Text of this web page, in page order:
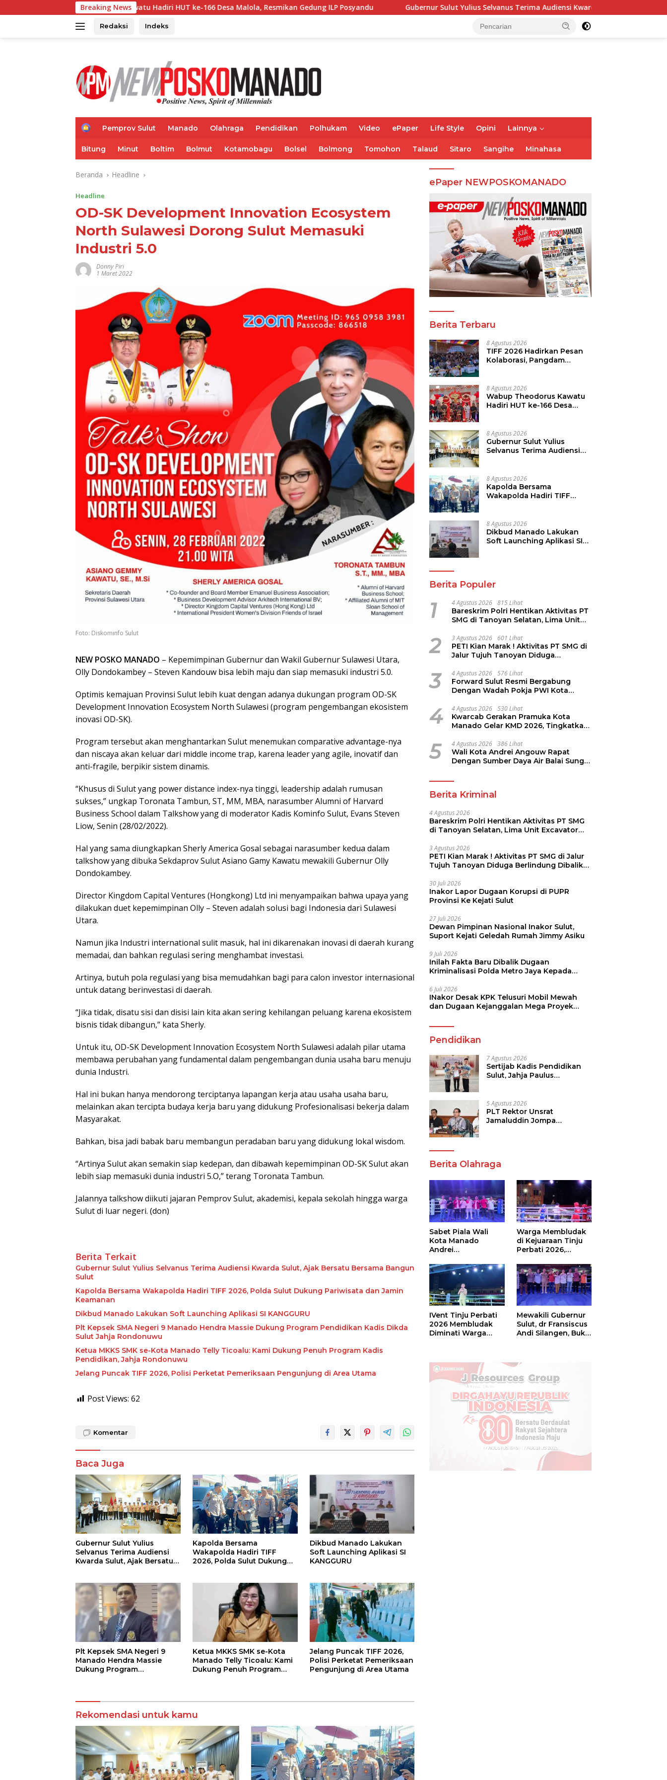
ke
Breaking News
Kawatu Hadiri HUT ke-166 Desa Malola, Resmikan Gedung ILP Posyandu Gubernur Sulut Yulius Selvanus Terima Audiensi Kwarda Sulut, Ajak Bersatu Bersama Bangun Sulut
Redaksi Indeks
H
e
Pemprov Sulut Manado Olahraga Pendidikan Polhukam Video ePaper Life Style Opini Lainnya
Bitung Minut Boltim Bolmut Kotamobagu Bolsel Bolmong Tomohon Talaud Sitaro Sangihe Minahasa
Beranda Headline
Headline
OD-SK Development Innovation Ecosystem
North Sulawesi Dorong Sulut Memasuki
Industri 5.0
Donny Piri
1 Maret 2022
Foto: Diskominfo Sulut
NEW POSKO MANADO – Kepemimpinan Gubernur dan Wakil Gubernur Sulawesi Utara,
Olly Dondokambey – Steven Kandouw bisa lebih maju dan siap memasuki industri 5.0.
Optimis kemajuan Provinsi Sulut lebih kuat dengan adanya dukungan program OD-SK
Development Innovation Ecosystem North Sulawesi (program pengembangan ekosistem
inovasi OD-SK).
Program tersebut akan menghantarkan Sulut menemukan comparative advantage-nya
dan niscaya akan keluar dari middle income trap, karena leader yang agile, inovatif dan
anti-fragile, berpikir sistem dinamis.
“Khusus di Sulut yang power distance index-nya tinggi, leadership adalah rumusan
sukses,” ungkap Toronata Tambun, ST, MM, MBA, narasumber Alumni of Harvard
Business School dalam Talkshow yang di moderator Kadis Kominfo Sulut, Evans Steven
Liow, Senin (28/02/2022).
Hal yang sama diungkapkan Sherly America Gosal sebagai narasumber kedua dalam
talkshow yang dibuka Sekdaprov Sulut Asiano Gamy Kawatu mewakili Gubernur Olly
Dondokambey.
Director Kingdom Capital Ventures (Hongkong) Ltd ini menyampaikan bahwa upaya yang
dilakukan duet kepemimpinan Olly – Steven adalah solusi bagi Indonesia dari Sulawesi
Utara.
Namun jika Industri international sulit masuk, hal ini dikarenakan inovasi di daerah kurang
memadai, dan bahkan regulasi sering menghambat investasi.
Artinya, butuh pola regulasi yang bisa memudahkan bagi para calon investor internasional
untuk datang berinvestasi di daerah.
“Jika tidak, disatu sisi dan disisi lain kita akan sering kehilangan peluang karena ekosistem
bisnis tidak dibangun,” kata Sherly.
Untuk itu, OD-SK Development Innovation Ecosystem North Sulawesi adalah pilar utama
membawa perubahan yang fundamental dalam pengembangan dunia usaha baru menuju
dunia Industri.
Hal ini bukan hanya mendorong terciptanya lapangan kerja atau usaha usaha baru,
melainkan akan tercipta budaya kerja baru yang didukung Profesionalisasi bekerja dalam
Masyarakat.
Bahkan, bisa jadi babak baru membangun peradaban baru yang didukung lokal wisdom.
“Artinya Sulut akan semakin siap kedepan, dan dibawah kepemimpinan OD-SK Sulut akan
lebih siap memasuki dunia industri 5.O,” terang Toronata Tambun.
Jalannya talkshow diikuti jajaran Pemprov Sulut, akademisi, kepala sekolah hingga warga
Sulut di luar negeri. (don)
Berita Terkait
Gubernur Sulut Yulius Selvanus Terima Audiensi Kwarda Sulut, Ajak Bersatu Bersama Bangun
Sulut
Kapolda Bersama Wakapolda Hadiri TIFF 2026, Polda Sulut Dukung Pariwisata dan Jamin
Keamanan
Dikbud Manado Lakukan Soft Launching Aplikasi SI KANGGURU
Plt Kepsek SMA Negeri 9 Manado Hendra Massie Dukung Program Pendidikan Kadis Dikda
Sulut Jahja Rondonuwu
Ketua MKKS SMK se-Kota Manado Telly Ticoalu: Kami Dukung Penuh Program Kadis
Pendidikan, Jahja Rondonuwu
Jelang Puncak TIFF 2026, Polisi Perketat Pemeriksaan Pengunjung di Area Utama
Post Views: 62
Komentar
Baca Juga
Gubernur Sulut Yulius
Selvanus Terima Audiensi
Kwarda Sulut, Ajak Bersatu
Kapolda Bersama
Wakapolda Hadiri TIFF
2026, Polda Sulut Dukung
Dikbud Manado Lakukan
Soft Launching Aplikasi SI
KANGGURU
Plt Kepsek SMA Negeri 9
Manado Hendra Massie
Dukung Program
Ketua MKKS SMK se-Kota
Manado Telly Ticoalu: Kami
Dukung Penuh Program
Jelang Puncak TIFF 2026,
Polisi Perketat Pemeriksaan
Pengunjung di Area Utama
Rekomendasi untuk kamu
ePaper NEWPOSKOMANADO
Berita Terbaru
8 Agustus 2026
TIFF 2026 Hadirkan Pesan
Kolaborasi, Pangdam
8 Agustus 2026
Wabup Theodorus Kawatu
Hadiri HUT ke-166 Desa
8 Agustus 2026
Gubernur Sulut Yulius
Selvanus Terima Audiensi
8 Agustus 2026
Kapolda Bersama
Wakapolda Hadiri TIFF
Keamanan
8 Agustus 2026
Dikbud Manado Lakukan
Soft Launching Aplikasi SI
Berita Populer
1 4 Agustus 2026 815 Lihat
Bareskrim Polri Hentikan Aktivitas PT
SMG di Tanoyan Selatan, Lima Unit
2 3 Agustus 2026 601 Lihat
PETI Kian Marak ! Aktivitas PT SMG di
Jalur Tujuh Tanoyan Diduga
3 4 Agustus 2026 576 Lihat
Forward Sulut Resmi Bergabung
Dengan Wadah Pokja PWI Kota
4 4 Agustus 2026 530 Lihat
Kwarcab Gerakan Pramuka Kota
Manado Gelar KMD 2026, Tingkatkan
Pramuka
5 4 Agustus 2026 386 Lihat
Wali Kota Andrei Angouw Rapat
Dengan Sumber Daya Air Balai Sungai
Berita Kriminal
4 Agustus 2026
Bareskrim Polri Hentikan Aktivitas PT SMG
di Tanoyan Selatan, Lima Unit Excavator
3 Agustus 2026
PETI Kian Marak ! Aktivitas PT SMG di Jalur
Tujuh Tanoyan Diduga Berlindung Dibalik
30 Juli 2026
Inakor Lapor Dugaan Korupsi di PUPR
Provinsi Ke Kejati Sulut
27 Juli 2026
Dewan Pimpinan Nasional Inakor Sulut,
Suport Kejati Geledah Rumah Jimmy Asiku
9 Juli 2026
Inilah Fakta Baru Dibalik Dugaan
Kriminalisasi Polda Metro Jaya Kepada
6 Juli 2026
INakor Desak KPK Telusuri Mobil Mewah
dan Dugaan Kejanggalan Mega Proyek
Pendidikan
7 Agustus 2026
Sertijab Kadis Pendidikan
Sulut, Jahja Paulus
Pendidikan
5 Agustus 2026
PLT Rektor Unsrat
Jamaluddin Jompa
Berita Olahraga
Sabet Piala Wali
Kota Manado
Andrei
Boxing Camp Juara
Umum Tinju Perbati
2026
Warga Membludak
di Kejuaraan Tinju
Perbati 2026,
Piala Wali Kota
IVent Tinju Perbati
2026 Membludak
Diminati Warga
Mewakili Gubernur
Sulut, dr Fransiscus
Andi Silangen, Buka
Manado